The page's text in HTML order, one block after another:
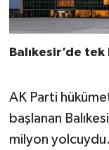
Balıkesir’de
AK Parti
başlanan
milyon